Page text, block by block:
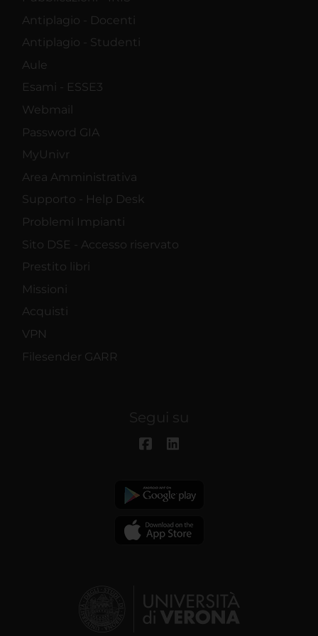
Antiplagio - Docenti
Antiplagio - Studenti
Aule
Esami - ESSE3
Webmail
Password GIA
MyUnivr
Area Amministrativa
Supporto - Help Desk
Problemi Impianti
Sito DSE - Accesso riservato
Prestito libri
Missioni
Acquisti
VPN
Filesender GARR
Segui su